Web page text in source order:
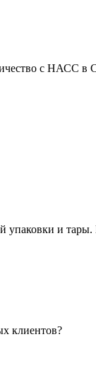
с НАСС в
упаковки и
клиентов?